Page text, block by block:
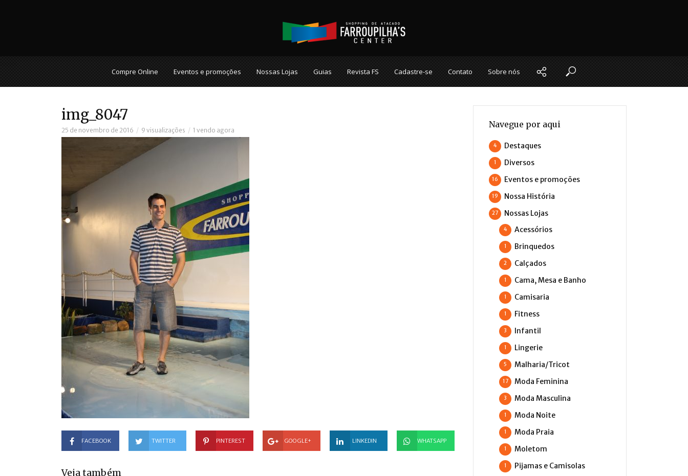
Compre Online Eventos e promoções Nossas Lojas Guias Revista FS Cadastre-se Contato Sobre nós
img_8047
25 de novembro de 2016 9 visualizações 1 vendo agora
FACEBOOK TWITTER PINTEREST GOOGLE+ LINKEDIN WHATSAPP
Veja também
Navegue por aqui
Destaques
4
Diversos
1
Eventos e promoções
16
Nossa História
19
Nossas Lojas
27
Acessórios
4
Brinquedos
1
Calçados
2
Cama, Mesa e Banho
1
Camisaria
1
Fitness
1
Infantil
3
Lingerie
1
Malharia/Tricot
5
Moda Feminina
17
Moda Masculina
3
Moda Noite
1
Moda Praia
1
Moletom
1
Pijamas e Camisolas
1